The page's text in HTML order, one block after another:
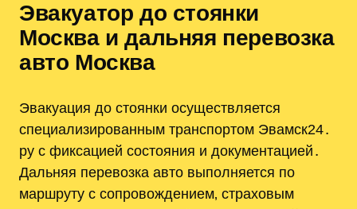
Эвакуатор до стоянки
Москва и дальняя перевозка
авто Москва
Эвакуация до стоянки осуществляется
специализированным транспортом Эвамск24․
ру с фиксацией состояния и документацией․
Дальняя перевозка авто выполняется по
маршруту с сопровождением‚ страховым